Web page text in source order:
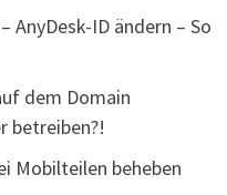
AnyDesk-ID ändern – So
dem Domain
betreiben?!
Mobilteilen beheben